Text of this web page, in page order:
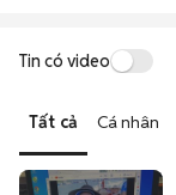
Tin có video
Tất cả Cá nhân